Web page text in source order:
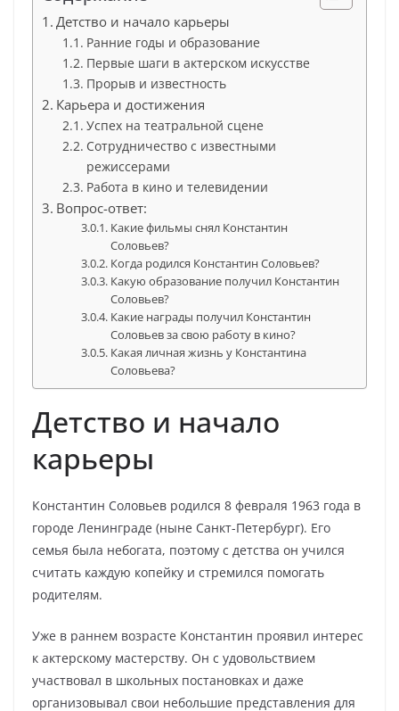
Детство и начало карьеры
Ранние годы и образование
Первые шаги в актерском искусстве
Прорыв и известность
Карьера и достижения
Успех на театральной сцене
Сотрудничество с известными
режиссерами
Работа в кино и телевидении
Вопрос-ответ:
Какие фильмы снял Константин
Соловьев?
Когда родился Константин Соловьев?
Какую образование получил Константин
Соловьев?
Какие награды получил Константин
Соловьев за свою работу в кино?
Какая личная жизнь у Константина
Соловьева?
Детство и начало
карьеры
Константин Соловьев родился 8 февраля 1963 года в
городе Ленинграде (ныне Санкт-Петербург). Его
семья была небогата, поэтому с детства он учился
считать каждую копейку и стремился помогать
родителям.
Уже в раннем возрасте Константин проявил интерес
к актерскому мастерству. Он с удовольствием
участвовал в школьных постановках и даже
организовывал свои небольшие представления для